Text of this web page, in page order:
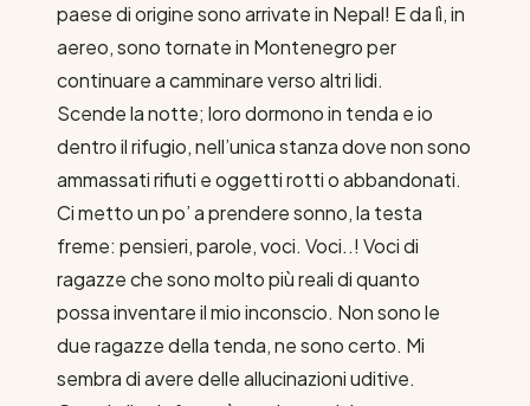
paese di origine sono arrivate in Nepal! E da lì, in
aereo, sono tornate in Montenegro per
continuare a camminare verso altri lidi.
Scende la notte; loro dormono in tenda e io
dentro il rifugio, nell’unica stanza dove non sono
ammassati rifiuti e oggetti rotti o abbandonati.
Ci metto un po’ a prendere sonno, la testa
freme: pensieri, parole, voci. Voci..! Voci di
ragazze che sono molto più reali di quanto
possa inventare il mio inconscio. Non sono le
due ragazze della tenda, ne sono certo. Mi
sembra di avere delle allucinazioni uditive.